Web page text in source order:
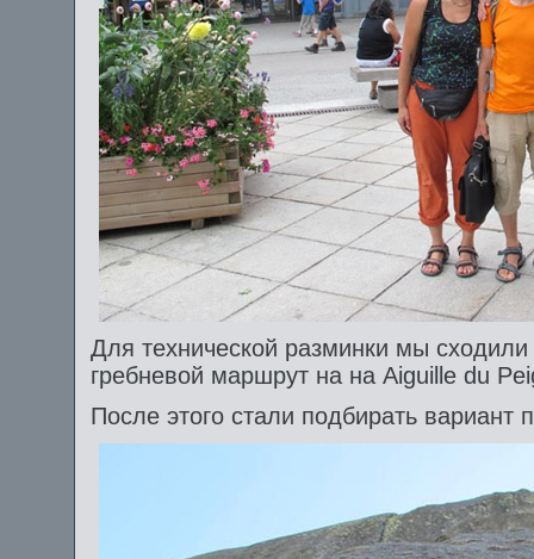
Для технической разминки мы
гребневой маршрут на на Aiguille du
После этого стали подбирать вариант